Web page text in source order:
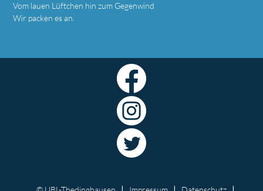
Vom lauen Lüftchen hin zum Gegenwind
Wir packen es an.